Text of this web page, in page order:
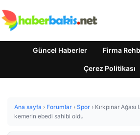
Güncel Haberler Firma
Çerez Politikası
Ana sayfa › Forumlar › Spor › Kırkpınar
kemerin ebedi sahibi oldu